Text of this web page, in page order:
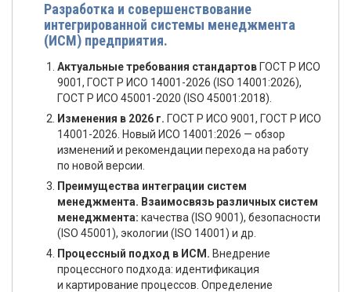
Разработка и совершенствование
интегрированной системы менеджмента
(ИСМ) предприятия.
Актуальные требования стандартов ГОСТ Р ИСО
9001, ГОСТ Р ИСО 14001-2026 (ISO 14001:2026),
ГОСТ Р ИСО 45001-2020 (ISO 45001:2018).
Изменения в 2026 г. ГОСТ Р ИСО 9001, ГОСТ Р ИСО
14001-2026. Новый ИСО 14001:2026 — обзор
изменений и рекомендации перехода на работу
по новой версии.
Преимущества интеграции систем
менеджмента. Взаимосвязь различных систем
менеджмента: качества (ISO 9001), безопасности
(ISO 45001), экологии (ISO 14001) и др.
Процессный подход в ИСМ. Внедрение
процессного подхода: идентификация
и картирование процессов. Определение